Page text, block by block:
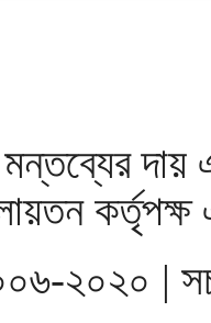
দায়
২০২০ |